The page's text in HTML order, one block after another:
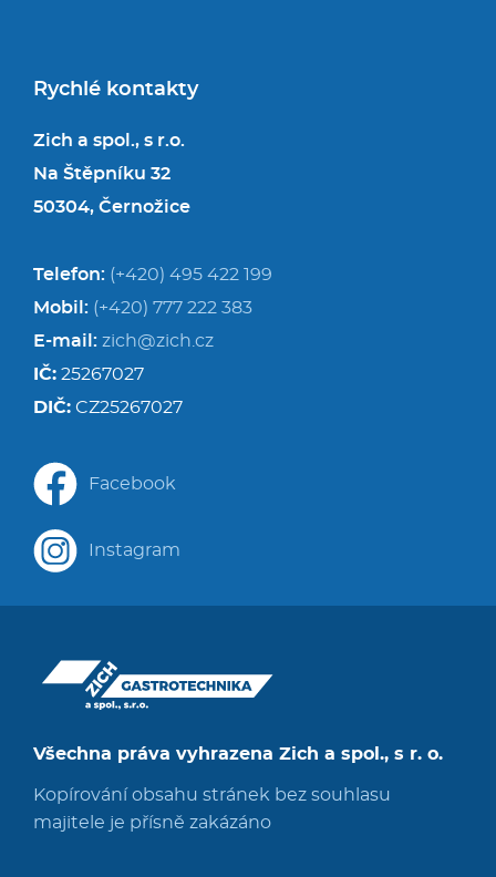
Všechna práva vyhrazena Zich a spol., s r. o.
Kopírování obsahu stránek bez souhlasu
majitele je přísně zakázáno
Rychlé kontakty
Zich a spol., s r.o.
Na Štěpníku 32
50304, Černožice
Telefon: (+420) 495 422 199
Mobil: (+420) 777 222 383
E-mail: zich@zich.cz
IČ: 25267027
DIČ: CZ25267027
Facebook
Instagram